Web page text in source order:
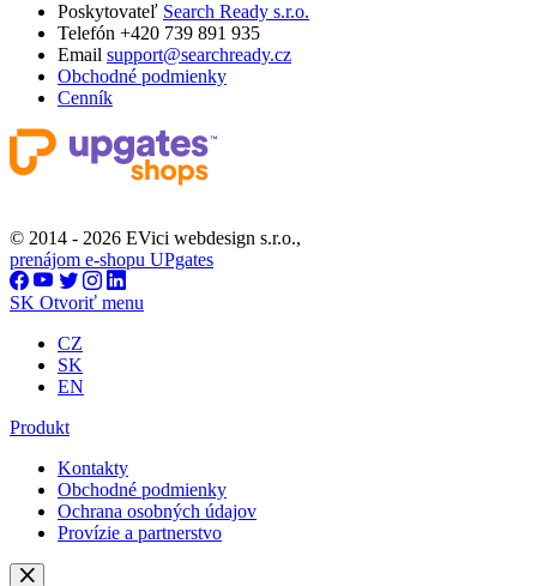
Poskytovateľ Search Ready s.r.o.
Telefón +420 739 891 935
Email support@searchready.cz
Obchodné podmienky
Cenník
© 2014 - 2026 EVici webdesign s.r.o.,
prenájom e-shopu UPgates
SK Otvoriť menu
CZ
SK
EN
Produkt
Kontakty
Obchodné podmienky
Ochrana osobných údajov
Provízie a partnerstvo